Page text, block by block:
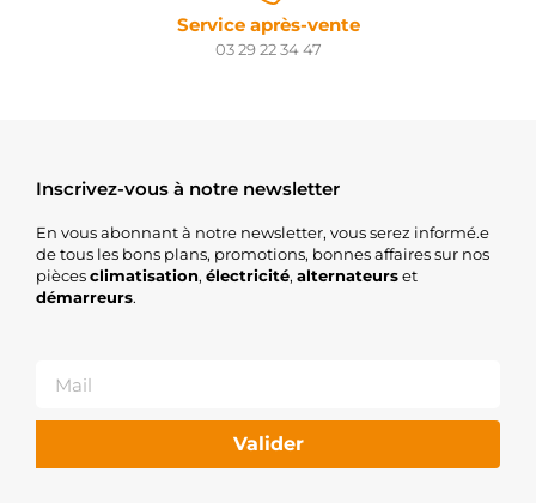
Service après-vente
03 29 22 34 47
Inscrivez-vous à notre newsletter
En vous abonnant à notre newsletter, vous serez informé.e
de tous les bons plans, promotions, bonnes affaires sur nos
piècesclimatisation, électricité, alternateurset
démarreurs.
Valider